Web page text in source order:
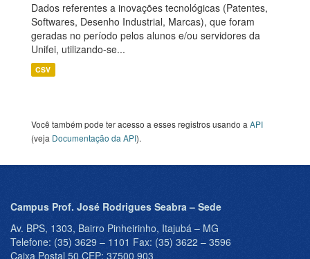
Dados referentes a inovações tecnológicas (Patentes,
Softwares, Desenho Industrial, Marcas), que foram
geradas no período pelos alunos e/ou servidores da
Unifei, utilizando-se...
CSV
Você também pode ter acesso a esses registros usando a API
(veja Documentação da API).
Campus Prof. José Rodrigues Seabra – Sede
Av. BPS, 1303, Bairro Pinheirinho, Itajubá – MG
Telefone: (35) 3629 – 1101 Fax: (35) 3622 – 3596
Caixa Postal 50 CEP: 37500 903